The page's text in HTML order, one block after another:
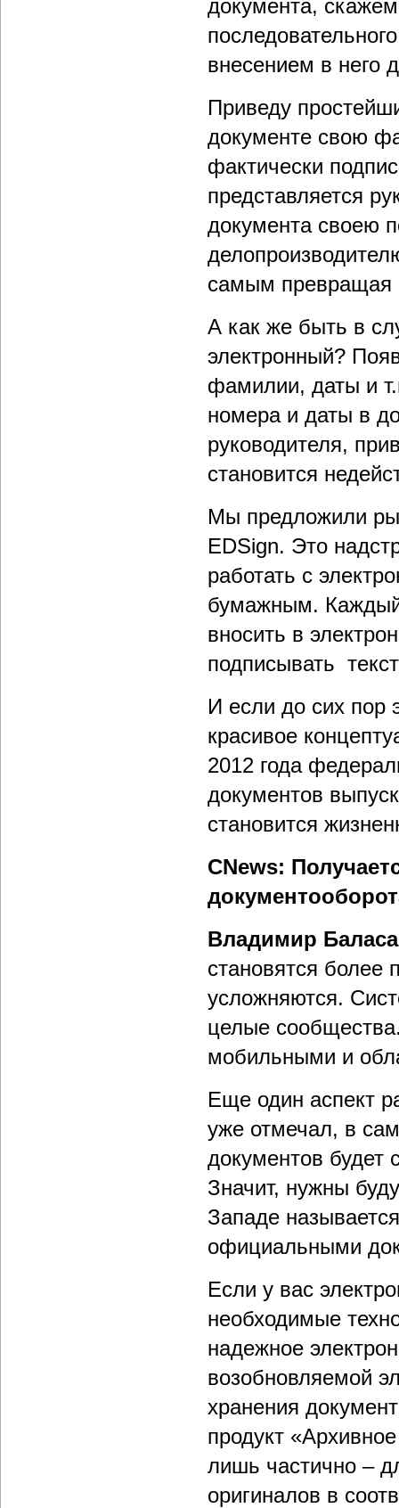
документа,
внесением в него
Приведу
документе свою
фактически
представляется
документа своею
самым превращая
А как же быть в
электронный?
фамилии, даты и
номера и даты в
руководителя,
становится
Мы предложили
EDSign. Это
работать с
бумажным. Каждый
вносить в
подписывать
И если до сих пор
красивое
2012 года
документов
становится
CNews:
Владимир
становятся
усложняются.
целые
мобильными и
Еще один аспект
уже отмечал, в
документов будет
Значит, нужны
Западе
официальными
Если у вас
необходимые
надежное
возобновляемой
хранения
продукт
лишь частично –
оригиналов в